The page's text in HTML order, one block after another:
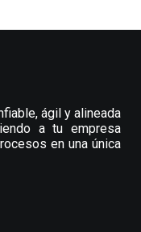
ágil y alineada
a tu empresa
en una única